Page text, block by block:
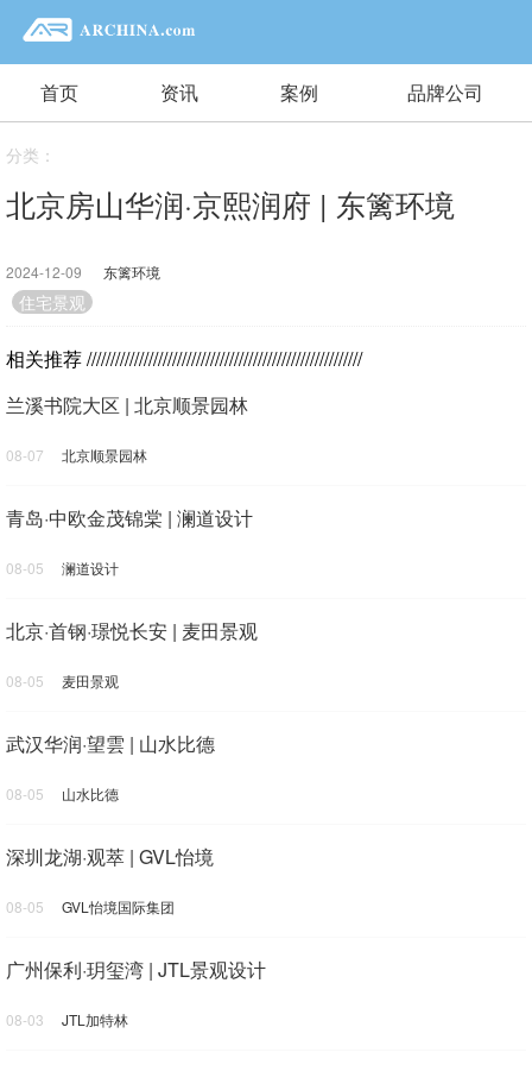
首页 资讯 案例 品牌公司
分类：
北京房山华润·京熙润府 | 东篱环境
2024-12-09 东篱环境
住宅景观
相关推荐//////////////////////////////////////////////////////////
兰溪书院大区 | 北京顺景园林
08-07 北京顺景园林
青岛·中欧金茂锦棠 | 澜道设计
08-05 澜道设计
北京·首钢·璟悦长安 | 麦田景观
08-05 麦田景观
武汉华润·望雲 | 山水比德
08-05 山水比德
深圳龙湖·观萃 | GVL怡境
08-05 GVL怡境国际集团
广州保利·玥玺湾 | JTL景观设计
08-03 JTL加特林